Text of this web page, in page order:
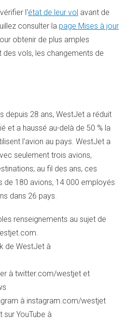
l'état de leur vol avant de
consulter la page Mises à jour
obtenir de plus amples
des vols, les changements de
depuis 28 ans, WestJet a réduit
et a haussé au-delà de 50 % la
l'avion au pays. WestJet a
seulement trois avions,
au fil des ans, ces
de 180 avions, 14 000 employés
dans 26 pays.
renseignements au sujet de
de WestJet à
à twitter.com/westjet et
à instagram.com/westjet
YouTube à